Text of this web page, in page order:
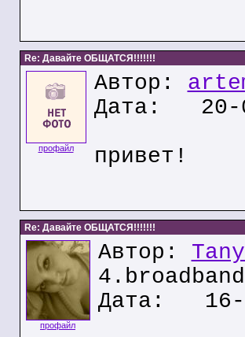
Re: Давайте ОБЩАТСЯ!!!!!!!
профайл
Автор:
Дата: 20-
привет!
Re: Давайте ОБЩАТСЯ!!!!!!!
профайл
Автор:
Дата: 16-